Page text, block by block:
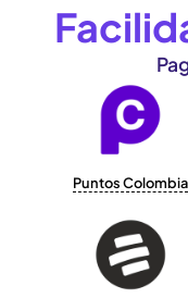
Puntos Colombia